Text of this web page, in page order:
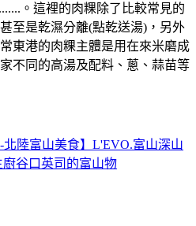
。這裡的肉粿除了比較常見的
至是乾濕分離(點乾送湯)，另外
東港的肉粿主體是用在來米磨成
不同的高湯及配料、蔥、蒜苗等
北陸富山美食】L'EVO.富山深山
谷口英司的富山物